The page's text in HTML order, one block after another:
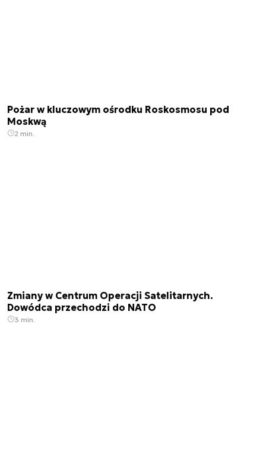
Pożar w kluczowym ośrodku Roskosmosu pod
Moskwą
2 min.
Zmiany w Centrum Operacji Satelitarnych.
Dowódca przechodzi do NATO
3 min.